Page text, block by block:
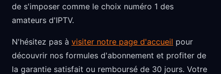
de s'imposer comme le choix numéro 1 des
amateurs d'IPTV.
N'hésitez pas à visiter notre page d'accueil pour
découvrir nos formules d'abonnement et profiter de
la garantie satisfait ou remboursé de 30 jours. Votre